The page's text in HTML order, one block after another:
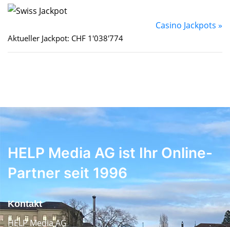
Casino Jackpots »
Aktueller Jackpot: CHF 1'038'774
HELP Media AG ist Ihr Online-
Partner seit 1996
Kontakt
HELP Media AG